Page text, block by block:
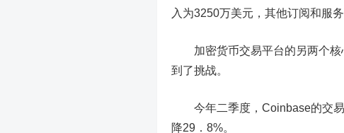
入为3250万美元 ， 其他订阅和服
加密货币交易平台的另两个
到了挑战。
今年二季度，Coinbase的交
降29 ． 8%。